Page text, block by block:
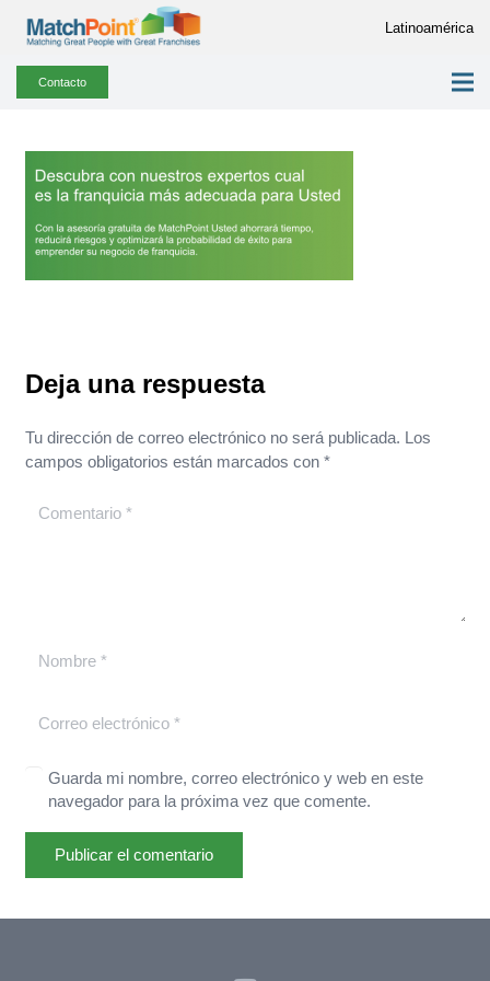
Latinoamérica
Contacto
Deja una respuesta
Tu dirección de correo electrónico no será publicada. Los
campos obligatorios están marcados con *
Guarda mi nombre, correo electrónico y web en este
navegador para la próxima vez que comente.
Publicar el comentario